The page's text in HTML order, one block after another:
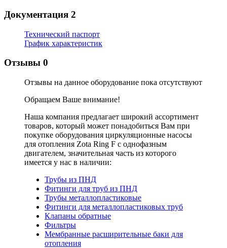
Документация 2
Технический паспорт
График характеристик
Отзывы 0
Отзывы на данное оборудование пока отсутствуют
Обращаем Ваше внимание!
Наша компания предлагает широкий ассортимент
товаров, который может понадобиться Вам при
покупке оборудования циркуляционные насосы
для отопления Zota Ring F с однофазным
двигателем, значительная часть из которого
имеется у нас в наличии:
Трубы из ПНД
Фитинги для труб из ПНД
Трубы металлопластиковые
Фитинги для металлопластиковых труб
Клапаны обратные
Фильтры
Мембранные расширительные баки для
отопления